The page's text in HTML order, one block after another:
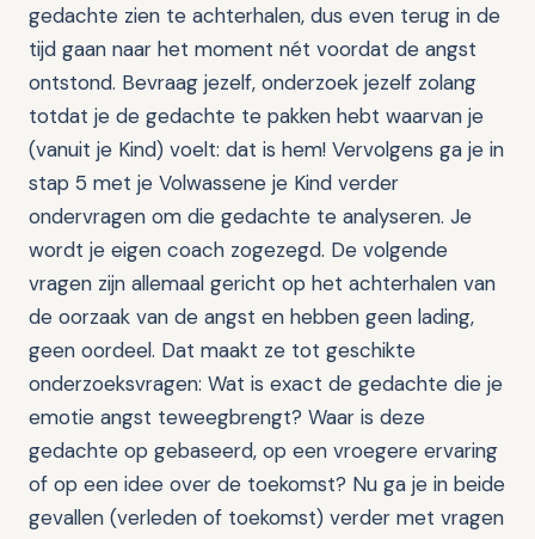
gedachte zien te achterhalen, dus even terug in de
tijd gaan naar het moment nét voordat de angst
ontstond. Bevraag jezelf, onderzoek jezelf zolang
totdat je de gedachte te pakken hebt waarvan je
(vanuit je Kind) voelt: dat is hem! Vervolgens ga je in
stap 5 met je Volwassene je Kind verder
ondervragen om die gedachte te analyseren. Je
wordt je eigen coach zogezegd. De volgende
vragen zijn allemaal gericht op het achterhalen van
de oorzaak van de angst en hebben geen lading,
geen oordeel. Dat maakt ze tot geschikte
onderzoeksvragen: Wat is exact de gedachte die je
emotie angst teweegbrengt? Waar is deze
gedachte op gebaseerd, op een vroegere ervaring
of op een idee over de toekomst? Nu ga je in beide
gevallen (verleden of toekomst) verder met vragen